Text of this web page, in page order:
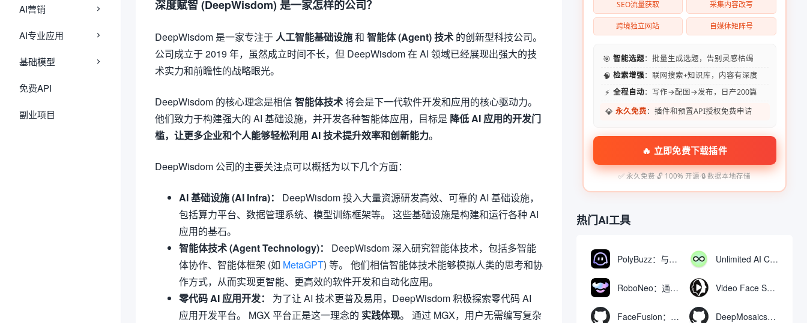
AI营销
AI专业应用
基础模型
免费API
副业项目
深度赋智 (DeepWisdom) 是一家怎样的公司？
DeepWisdom 是一家专注于人工智能基础设施和 智能体 (Agent) 技术 的创新型科技公司。
公司成立于 2019 年，虽然成立时间不长，但 DeepWisdom 在 AI 领域已经展现出强大的技
术实力和前瞻性的战略眼光。
DeepWisdom 的核心理念是相信智能体技术将会是下一代软件开发和应用的核心驱动力。
他们致力于构建强大的 AI 基础设施，并开发各种智能体应用，目标是 降低 AI 应用的开发门
槛，让更多企业和个人能够轻松利用 AI 技术提升效率和创新能力。
DeepWisdom 公司的主要关注点可以概括为以下几个方面：
AI 基础设施 (AI Infra)：
DeepWisdom 投入大量资源研发高效、可靠的 AI 基础设施，
包括算力平台、数据管理系统、模型训练框架等。 这些基础设施是构建和运行各种 AI
应用的基石。
智能体技术 (Agent Technology)：
DeepWisdom 深入研究智能体技术，包括多智能
体协作、智能体框架 (如 MetaGPT) 等。 他们相信智能体技术能够模拟人类的思考和协
作方式，从而实现更智能、更高效的软件开发和自动化应用。
零代码 AI 应用开发：
为了让 AI 技术更普及易用，DeepWisdom 积极探索零代码 AI
应用开发平台。 MGX 平台正是这一理念的 实践体现。 通过 MGX，用户无需编写复杂
SEO流量获取 采集内容改写
跨境独立网站 自媒体矩阵号
🎯 智能选题：批量生成选题，告别灵感枯竭
🧠 检索增强：联网搜索+知识库，内容有深度
⚡ 全程自动：写作→配图→发布，日产200篇
💎 永久免费：插件和预置API授权免费申请
🔥 立即免费下载插件
✅ 永久免费·🔓 100% 开源·🔒 数据本地存储
热门AI工具
PolyBuzz：与AI角色互动的免费聊天与角色扮演平台 Unlimited AI Chat：免费无限制的AI聊天工具
RoboNeo：通过聊天生成和编辑视频与图像的AI工具 Video Face Swap
FaceFusion：视频换脸增强工具|语音同步视频嘴型动作 DeepMosaics：自动去除图像和视频中的马赛克，或向其添加马赛克